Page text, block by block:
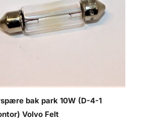
bak park 10W (D-4-1
Volvo Felt